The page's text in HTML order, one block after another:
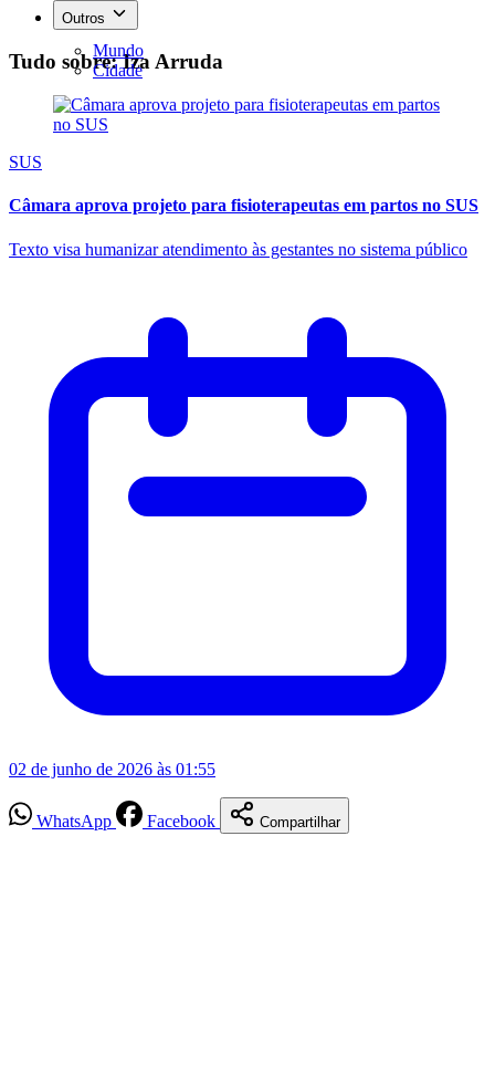
Outros
Mundo
Cidade
Tudo sobre: Iza Arruda
SUS
Câmara aprova projeto para fisioterapeutas em partos no SUS
Texto visa humanizar atendimento às gestantes no sistema público
02 de junho de 2026 às 01:55
WhatsApp Facebook Compartilhar